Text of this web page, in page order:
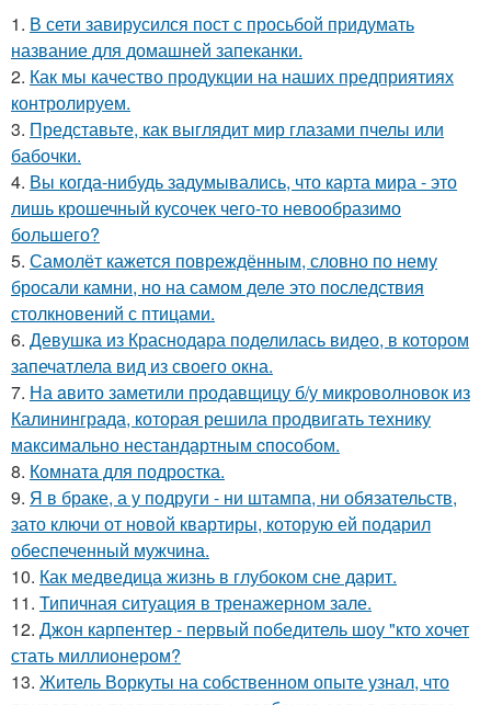
1. В сети завирусился пост с просьбой придумать
название для домашней запеканки.
2. Как мы качество продукции на наших предприятиях
контролируем.
3. Представьте, как выглядит мир глазами пчелы или
бабочки.
4. Вы когда-нибудь задумывались, что карта мира - это
лишь крошечный кусочек чего-то невообразимо
большего?
5. Самолёт кажется повреждённым, словно по нему
бросали камни, но на самом деле это последствия
столкновений с птицами.
6. Девушка из Краснодара поделилась видео, в котором
запечатлела вид из своего окна.
7. На aвито заметили продавщицу б/у микроволновок из
Калининграда, которая решила продвигать технику
максимально нестандартным cпособом.
8. Комната для подростка.
9. Я в браке, а у подруги - ни штампа, ни обязательств,
зато ключи от новой квартиры, которую ей подарил
обеспеченный мужчина.
10. Как медведица жизнь в глубоком сне дарит.
11. Типичная ситуация в тренажерном зале.
12. Джон карпентер - первый победитель шоу "кто хочет
стать миллионером?
13. Житель Воркуты на собственном опыте узнал, что